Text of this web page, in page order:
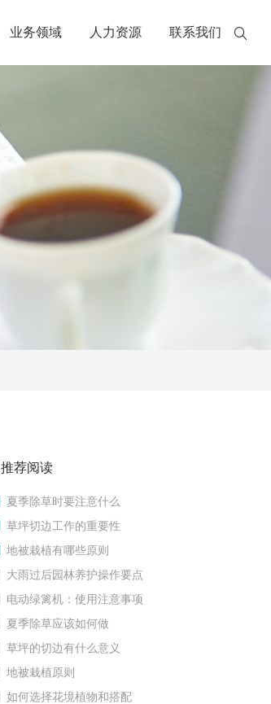
业务领域 人力资源 联系我们
推荐阅读
夏季除草时要注意什么
草坪切边工作的重要性
地被栽植有哪些原则
大雨过后园林养护操作要点
电动绿篱机：使用注意事项
夏季除草应该如何做
草坪的切边有什么意义
地被栽植原则
如何选择花境植物和搭配